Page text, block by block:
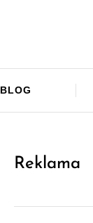
BLOG
Reklama